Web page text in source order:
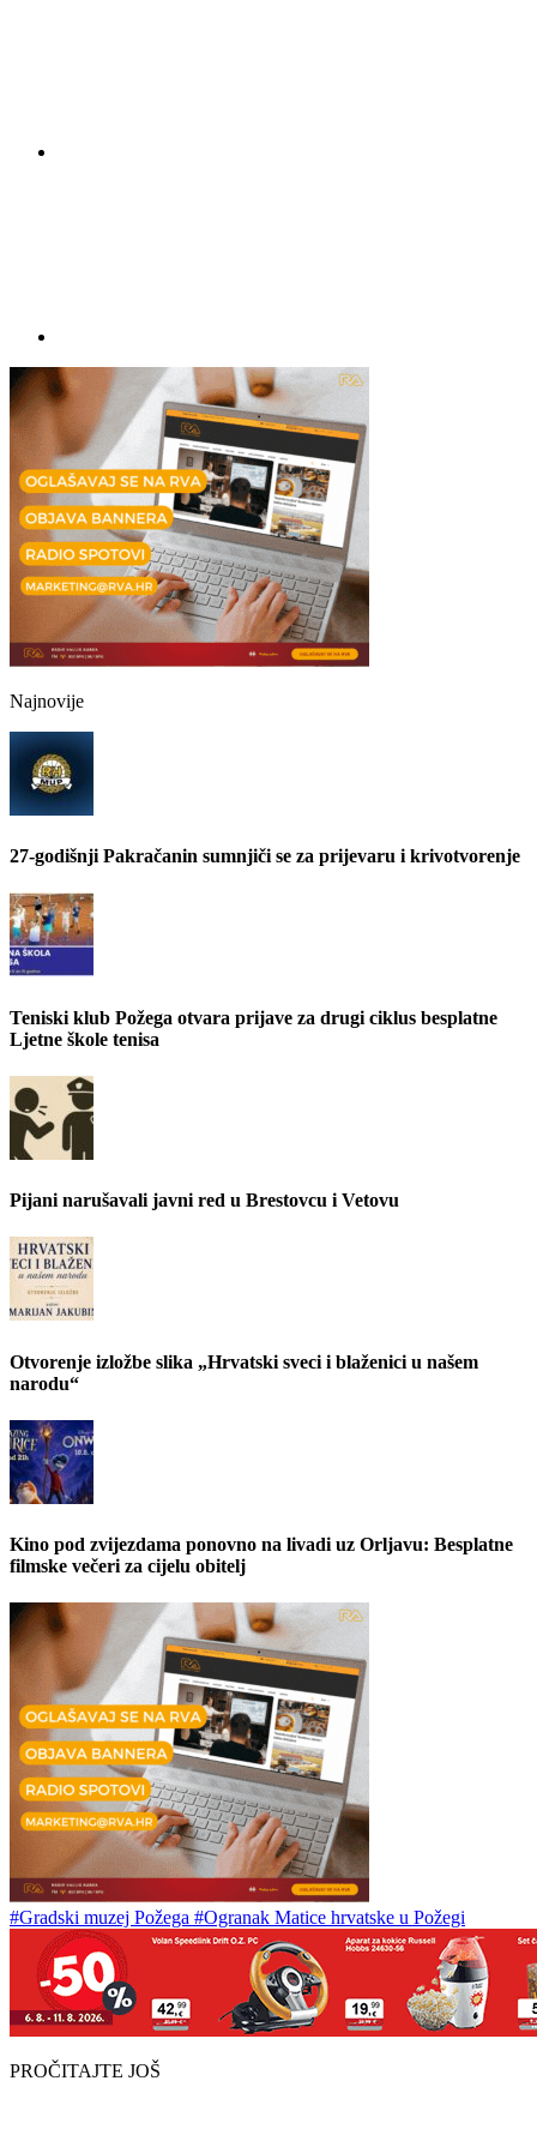
Najnovije
27-godišnji Pakračanin sumnjiči se za prijevaru i krivotvorenje
Teniski klub Požega otvara prijave za drugi ciklus besplatne
Ljetne škole tenisa
Pijani narušavali javni red u Brestovcu i Vetovu
Otvorenje izložbe slika „Hrvatski sveci i blaženici u našem
narodu“
Kino pod zvijezdama ponovno na livadi uz Orljavu: Besplatne
filmske večeri za cijelu obitelj
#Gradski muzej Požega #Ogranak Matice hrvatske u Požegi
PROČITAJTE JOŠ